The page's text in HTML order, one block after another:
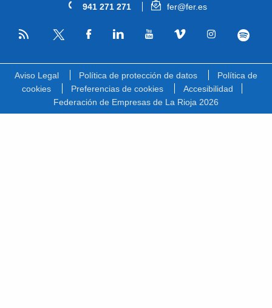
941 271 271 fer@fer.es
RSS
Aviso Legal Política de protección de datos
Política de
cookies
Preferencias de cookies
Accesibilidad
Federación de Empresas de La Rioja 2026